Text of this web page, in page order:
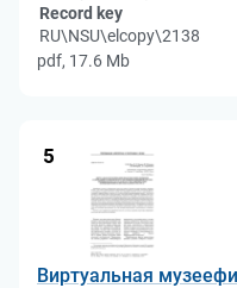
Record key
RU\NSU\elcopy\2138
pdf, 17.6 Mb
5
Виртуальная